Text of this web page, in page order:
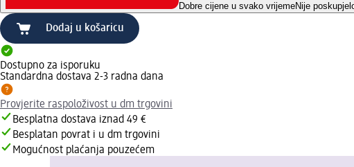
Dobre cijene u svako vrijemeNije
Dodaj u košaricu
Dostupno za isporuku
Standardna dostava 2-3 radna dana
Provjerite raspoloživost u dm trgovini
Besplatna dostava iznad 49 €
Besplatan povrat i u dm trgovini
Mogućnost plaćanja pouzećem